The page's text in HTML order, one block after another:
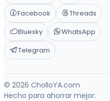
Facebook
Threads
Bluesky
WhatsApp
Telegram
© 2026 CholloYA.com
Hecho para ahorrar mejor.